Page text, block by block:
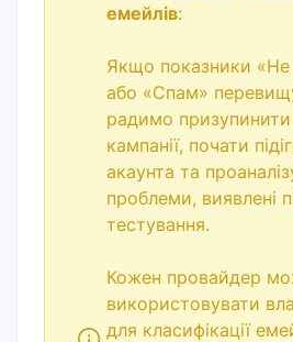
емейлів:
Якщо показники «Не
або «Спам»
радимо призупинити
кампанії, почати
акаунта та
проблеми, виявлені
тестування.
Кожен провайдер
використовувати
для класифікації